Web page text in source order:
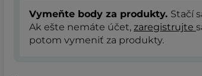
Vymeňte body za produkty. Stačí
Ak ešte nemáte účet, zaregistrujte
potom vymeniť za produkty.